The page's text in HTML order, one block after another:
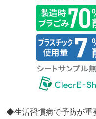
◆生活習慣病で予防が重